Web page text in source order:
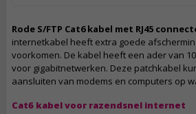
Rode S/FTP Cat6 kabel met RJ45
internetkabel heeft extra goede
voorkomen. De kabel heeft een ader van
voor gigabitnetwerken. Deze patchkabel
aansluiten van modems en computers op
Cat6 kabel voor razendsnel internet